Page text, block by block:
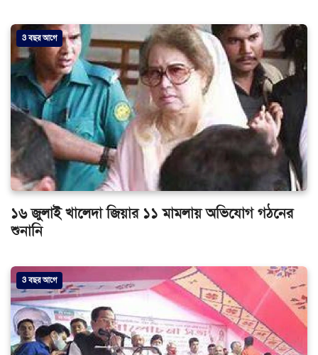
3 বছর আগে
১৬ জুলাই খালেদা জিয়ার ১১ মামলায় অভিযোগ গঠনের
শুনানি
3 বছর আগে